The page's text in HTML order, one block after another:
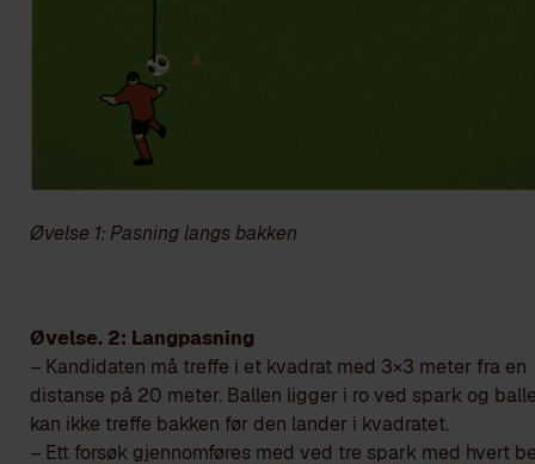
Øvelse 1: Pasning langs bakken
Øvelse. 2: Langpasning
– Kandidaten må treffe i et kvadrat med 3×3 meter fra en
distanse på 20 meter. Ballen ligger i ro ved spark og
kan ikke treffe bakken før den lander i kvadratet.
– Ett forsøk gjennomføres med ved tre spark med hvert